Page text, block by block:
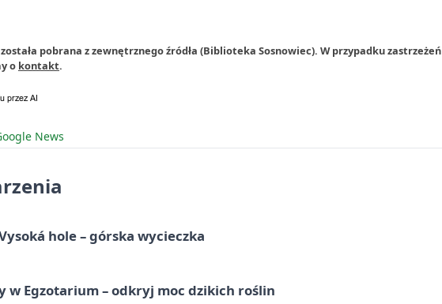
pobrana z zewnętrznego źródła (Biblioteka Sosnowiec). W przypadku zastrzeżeń
o kontakt.
News
hole – górska wycieczka
w Egzotarium – odkryj moc dzikich roślin